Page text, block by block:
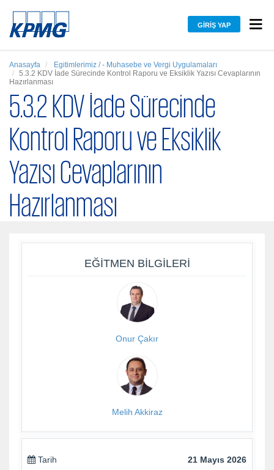
GIRIŞ YAP
Anasayfa
Egitimlerimiz / - Muhasebe ve Vergi Uygulamaları
5.3.2 KDV İade Sürecinde Kontrol Raporu ve Eksiklik Yazısı Cevaplarının
Hazırlanması
5.3.2 KDV İade Sürecinde
Kontrol Raporu ve Eksiklik
Yazısı Cevaplarının
Hazırlanması
EĞITMEN BILGILERI
Onur Çakır
Melih Akkiraz
Tarih 21 Mayıs 2026